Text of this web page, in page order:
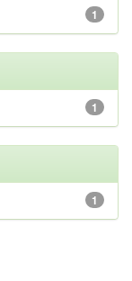
1
1
1